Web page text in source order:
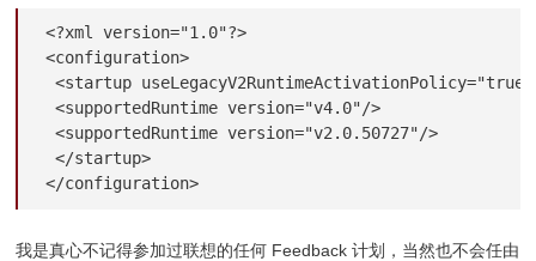
<?xml version="1.0"?>
<configuration>
<startup
<supportedRuntime version="v4.0"/>
<supportedRuntime version="v2.0.50727"/>
</startup>
</configuration>
我是真心不记得参加过联想的任何 Feedback 计划，当然也不会任由